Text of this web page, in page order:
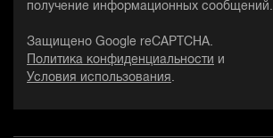
получение информационных сообщений.
Защищено Google reCAPTCHA.
Политика конфиденциальности
и
Условия использования .